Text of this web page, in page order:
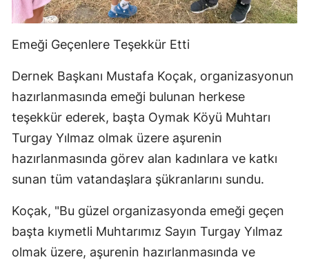
Emeği Geçenlere Teşekkür Etti
Dernek Başkanı Mustafa Koçak, organizasyonun
hazırlanmasında emeği bulunan herkese
teşekkür ederek, başta Oymak Köyü Muhtarı
Turgay Yılmaz olmak üzere aşurenin
hazırlanmasında görev alan kadınlara ve katkı
sunan tüm vatandaşlara şükranlarını sundu.
Koçak, "Bu güzel organizasyonda emeği geçen
başta kıymetli Muhtarımız Sayın Turgay Yılmaz
olmak üzere, aşurenin hazırlanmasında ve